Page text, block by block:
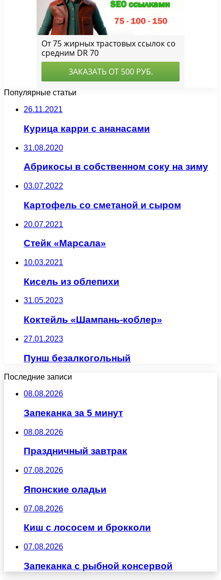
Популярные статьи
26.11.2021
Курица карри с ананасами
31.08.2020
Абрикосы в собственном соку на зиму
03.07.2022
Картофель со сметаной и сыром
20.07.2021
Стейк «Марсала»
10.03.2021
Кисель из облепихи
31.05.2023
Коктейль «Шампань-коблер»
27.01.2023
Пунш безалкогольный
Последние записи
08.08.2026
Запеканка за 5 минут
08.08.2026
Праздничный завтрак
07.08.2026
Японские оладьи
07.08.2026
Киш с лососем и брокколи
07.08.2026
Запеканка с рыбной консервой